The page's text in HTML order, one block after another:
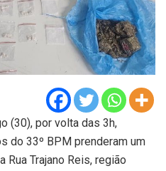
(30), por volta das 3h,
do 33º BPM prenderam um
Trajano Reis, região